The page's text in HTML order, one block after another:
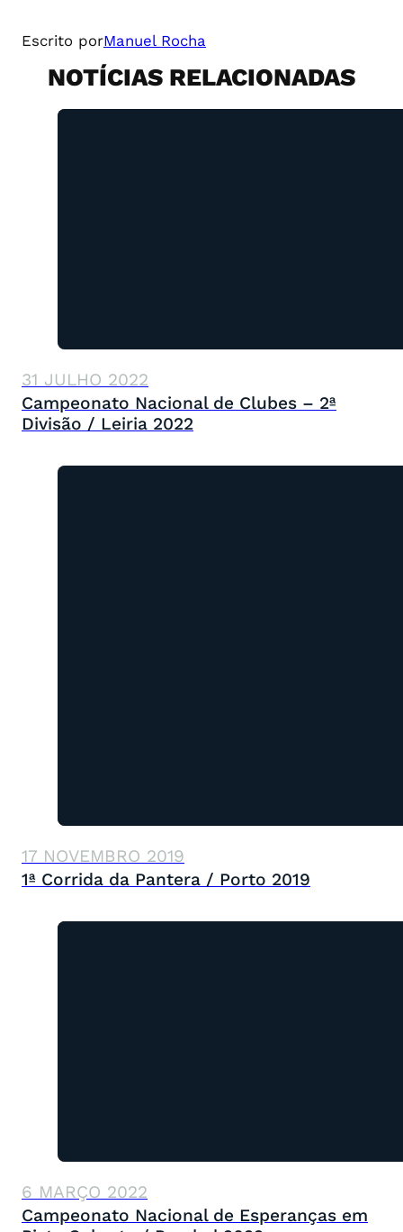
Escrito porManuel Rocha
NOTÍCIAS RELACIONADAS
31 JULHO 2022
Campeonato Nacional de Clubes – 2ª
Divisão / Leiria 2022
17 NOVEMBRO 2019
1ª Corrida da Pantera / Porto 2019
6 MARÇO 2022
Campeonato Nacional de Esperanças em